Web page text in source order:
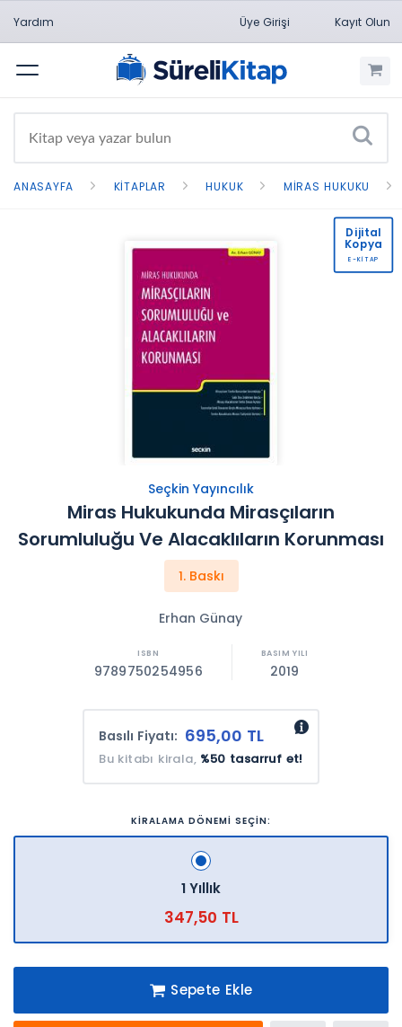
Yardım Üye Girişi Kayıt Olun
Menü
ANASAYFA KITAPLAR HUKUK MIRAS HUKUKU
Seçkin Yayıncılık
Miras Hukukunda Mirasçıların
Sorumluluğu Ve Alacaklıların Korunması
1. Baskı
Erhan Günay
9789750254956 2019
Basılı Fiyatı: 695,00 TL
Bu kitabı kirala, %50 tasarruf et!
KİRALAMA DÖNEMİ SEÇİN:
1 Yıllık
347,50 TL
Sepete Ekle
Dijital
Kopya
E-KİTAP